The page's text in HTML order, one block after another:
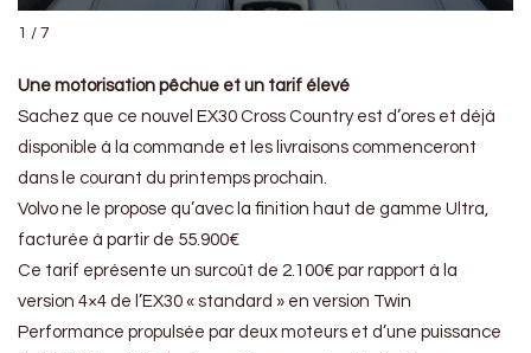
1 / 7
Une motorisation pêchue et un tarif élevé
Sachez que ce nouvel EX30 Cross Country est d’ores et déjà
disponible à la commande et les livraisons commenceront
dans le courant du printemps prochain.
Volvo ne le propose qu’avec la finition haut de gamme Ultra,
facturée à partir de 55.900€
Ce tarif eprésente un surcoût de 2.100€ par rapport à la
version 4×4 de l’EX30 « standard » en version Twin
Performance propulsée par deux moteurs et d’une puissance